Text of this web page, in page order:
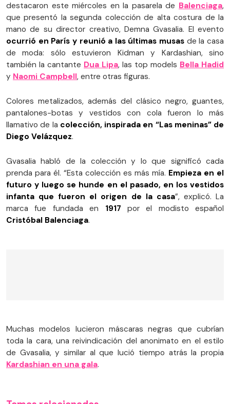
destacaron este miércoles en la pasarela de Balenciaga,
que presentó la segunda colección de alta costura de la
mano de su director creativo, Demna Gvasalia. El evento
ocurrió en París y reunió a las últimas musas de la casa
de moda: sólo estuvieron Kidman y Kardashian, sino
también la cantante Dua Lipa, las top models Bella Hadid
y Naomi Campbell, entre otras figuras.
Colores metalizados, además del clásico negro, guantes,
pantalones-botas y vestidos con cola fueron lo más
llamativo de la colección, inspirada en “Las meninas” de
Diego Velázquez.
Gvasalia habló de la colección y lo que significó cada
prenda para él. “Esta colección es más mía. Empieza en el
futuro y luego se hunde en el pasado, en los vestidos
infanta que fueron el origen de la casa”, explicó. La
marca fue fundada en 1917 por el modisto español
Cristóbal Balenciaga.
Muchas modelos lucieron máscaras negras que cubrían
toda la cara, una reivindicación del anonimato en el estilo
de Gvasalia, y similar al que lució tiempo atrás la propia
Kardashian en una gala.